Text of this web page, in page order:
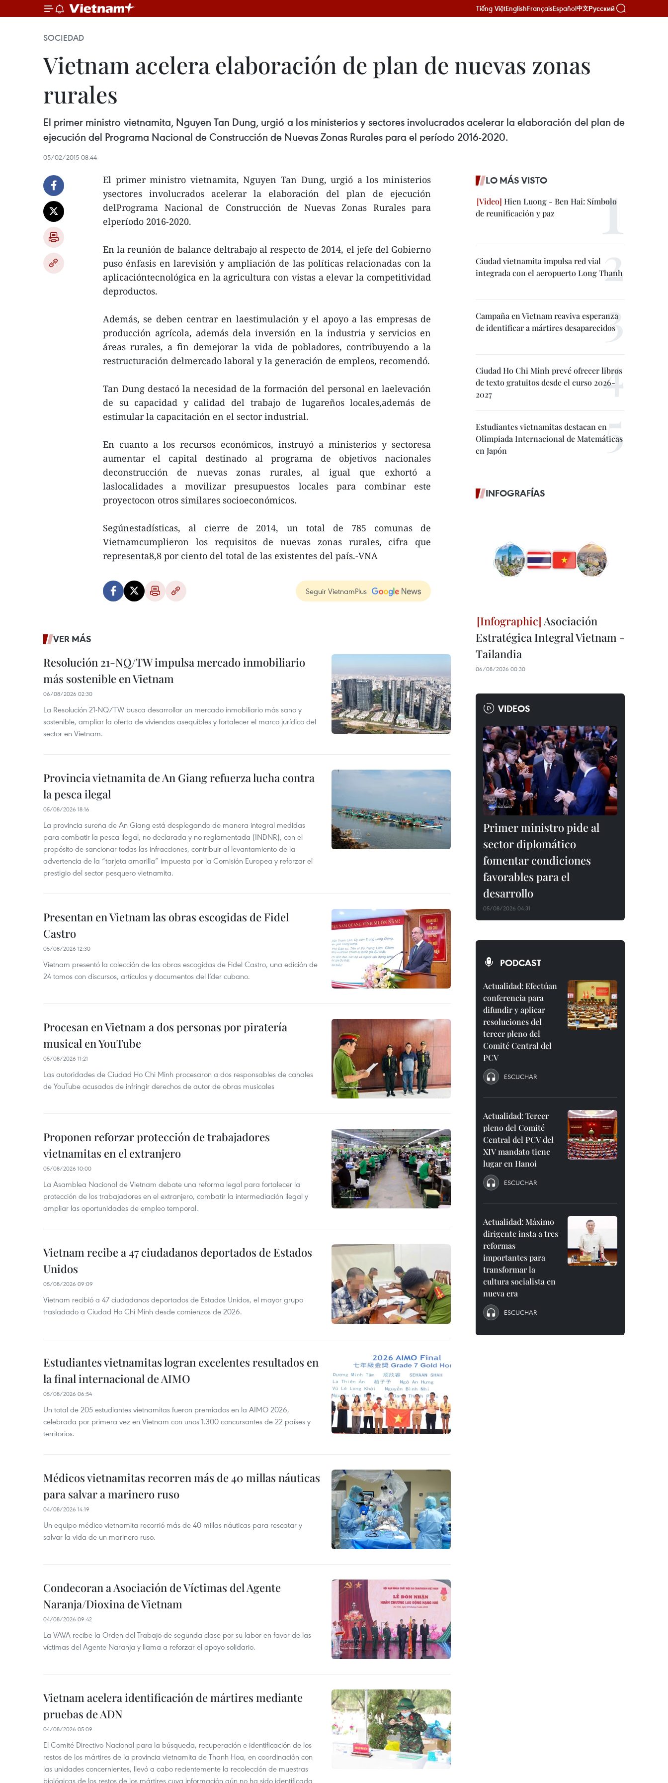
Tiếng ViệtEnglishFrançaisEspañol中文Русский
SOCIEDAD
Vietnam acelera elaboración de plan de nuevas zonas
rurales
El primer ministro vietnamita, Nguyen Tan Dung, urgió a los ministerios y sectores involucrados acelerar la elaboración del plan de
ejecución del Programa Nacional de Construcción de Nuevas Zonas Rurales para el período 2016-2020.
05/02/2015 08:44
El primer ministro vietnamita, Nguyen Tan Dung, urgió a los ministerios
ysectores involucrados acelerar la elaboración del plan de ejecución
delPrograma Nacional de Construcción de Nuevas Zonas Rurales para
elperíodo 2016-2020.
En la reunión de balance deltrabajo al respecto de 2014, el jefe del Gobierno
puso énfasis en larevisión y ampliación de las políticas relacionadas con la
aplicacióntecnológica en la agricultura con vistas a elevar la competitividad
deproductos.
Además, se deben centrar en laestimulación y el apoyo a las empresas de
producción agrícola, además dela inversión en la industria y servicios en
áreas rurales, a fin demejorar la vida de pobladores, contribuyendo a la
restructuración delmercado laboral y la generación de empleos, recomendó.
Tan Dung destacó la necesidad de la formación del personal en laelevación
de su capacidad y calidad del trabajo de lugareños locales,además de
estimular la capacitación en el sector industrial.
En cuanto a los recursos económicos, instruyó a ministerios y sectoresa
aumentar el capital destinado al programa de objetivos nacionales
deconstrucción de nuevas zonas rurales, al igual que exhortó a
laslocalidades a movilizar presupuestos locales para combinar este
proyectocon otros similares socioeconómicos.
Segúnestadísticas, al cierre de 2014, un total de 785 comunas de
Vietnamcumplieron los requisitos de nuevas zonas rurales, cifra que
representa8,8 por ciento del total de las existentes del país.-VNA
Seguir VietnamPlus
VER MÁS
Resolución 21-NQ/TW impulsa mercado inmobiliario
más sostenible en Vietnam
06/08/2026 02:30
La Resolución 21-NQ/TW busca desarrollar un mercado inmobiliario más sano y
sostenible, ampliar la oferta de viviendas asequibles y fortalecer el marco jurídico del
sector en Vietnam.
Provincia vietnamita de An Giang refuerza lucha contra
la pesca ilegal
05/08/2026 18:16
La provincia sureña de An Giang está desplegando de manera integral medidas
para combatir la pesca ilegal, no declarada y no reglamentada (INDNR), con el
propósito de sancionar todas las infracciones, contribuir al levantamiento de la
advertencia de la “tarjeta amarilla” impuesta por la Comisión Europea y reforzar el
prestigio del sector pesquero vietnamita.
Presentan en Vietnam las obras escogidas de Fidel
Castro
05/08/2026 12:30
Vietnam presentó la colección de las obras escogidas de Fidel Castro, una edición de
24 tomos con discursos, artículos y documentos del líder cubano.
Procesan en Vietnam a dos personas por piratería
musical en YouTube
05/08/2026 11:21
Las autoridades de Ciudad Ho Chi Minh procesaron a dos responsables de canales
de YouTube acusados de infringir derechos de autor de obras musicales
Proponen reforzar protección de trabajadores
vietnamitas en el extranjero
05/08/2026 10:00
La Asamblea Nacional de Vietnam debate una reforma legal para fortalecer la
protección de los trabajadores en el extranjero, combatir la intermediación ilegal y
ampliar las oportunidades de empleo temporal.
Vietnam recibe a 47 ciudadanos deportados de Estados
Unidos
05/08/2026 09:09
Vietnam recibió a 47 ciudadanos deportados de Estados Unidos, el mayor grupo
trasladado a Ciudad Ho Chi Minh desde comienzos de 2026.
Estudiantes vietnamitas logran excelentes resultados en
la final internacional de AIMO
05/08/2026 06:54
Un total de 205 estudiantes vietnamitas fueron premiados en la AIMO 2026,
celebrada por primera vez en Vietnam con unos 1.300 concursantes de 22 países y
territorios.
Médicos vietnamitas recorren más de 40 millas náuticas
para salvar a marinero ruso
04/08/2026 14:19
Un equipo médico vietnamita recorrió más de 40 millas náuticas para rescatar y
salvar la vida de un marinero ruso.
Condecoran a Asociación de Víctimas del Agente
Naranja/Dioxina de Vietnam
04/08/2026 09:42
La VAVA recibe la Orden del Trabajo de segunda clase por su labor en favor de las
víctimas del Agente Naranja y llama a reforzar el apoyo solidario.
Vietnam acelera identificación de mártires mediante
pruebas de ADN
04/08/2026 05:09
El Comité Directivo Nacional para la búsqueda, recuperación e identificación de los
restos de los mártires de la provincia vietnamita de Thanh Hoa, en coordinación con
las unidades concernientes, llevó a cabo recientemente la recolección de muestras
biológicas de los restos de los mártires cuya información aún no ha sido identificada
LO MÁS VISTO
Hien Luong - Ben Hai: Símbolo
de reunificación y paz
Ciudad vietnamita impulsa red vial
integrada con el aeropuerto Long Thanh
Campaña en Vietnam reaviva esperanza
de identificar a mártires desaparecidos
Ciudad Ho Chi Minh prevé ofrecer libros
de texto gratuitos desde el curso 2026-
2027
Estudiantes vietnamitas destacan en
Olimpiada Internacional de Matemáticas
en Japón
INFOGRAFÍAS
Asociación
Estratégica Integral Vietnam -
Tailandia
06/08/2026 00:30
VIDEOS
Primer ministro pide al
sector diplomático
fomentar condiciones
favorables para el
desarrollo
05/08/2026 04:31
PODCAST
Actualidad: Efectúan
conferencia para
difundir y aplicar
resoluciones del
tercer pleno del
Comité Central del
PCV
ESCUCHAR
Actualidad: Tercer
pleno del Comité
Central del PCV del
XIV mandato tiene
lugar en Hanoi
ESCUCHAR
Actualidad: Máximo
dirigente insta a tres
reformas
importantes para
transformar la
cultura socialista en
nueva era
ESCUCHAR